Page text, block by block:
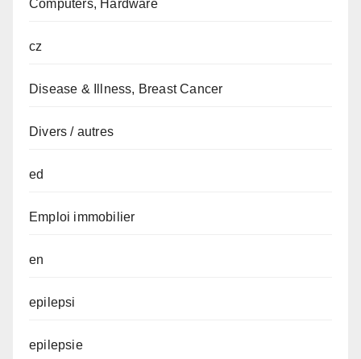
Computers, Hardware
cz
Disease & Illness, Breast Cancer
Divers / autres
ed
Emploi immobilier
en
epilepsi
epilepsie